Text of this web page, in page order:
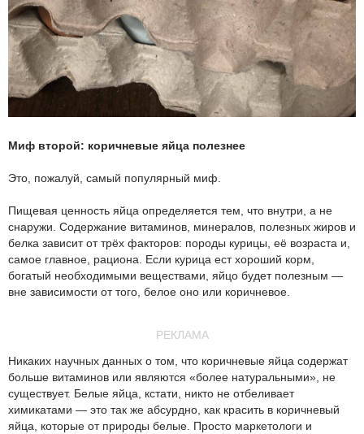
Миф второй: коричневые яйца полезнее
Это, пожалуй, самый популярный миф.
Пищевая ценность яйца определяется тем, что внутри, а не
снаружи. Содержание витаминов, минералов, полезных жиров и
белка зависит от трёх факторов: породы курицы, её возраста и,
самое главное, рациона. Если курица ест хороший корм,
богатый необходимыми веществами, яйцо будет полезным —
вне зависимости от того, белое оно или коричневое.
РЕКЛАМА
Никаких научных данных о том, что коричневые яйца содержат
больше витаминов или являются «более натуральными», не
существует. Белые яйца, кстати, никто не отбеливает
химикатами — это так же абсурдно, как красить в коричневый
яйца, которые от природы белые. Просто маркетологи и